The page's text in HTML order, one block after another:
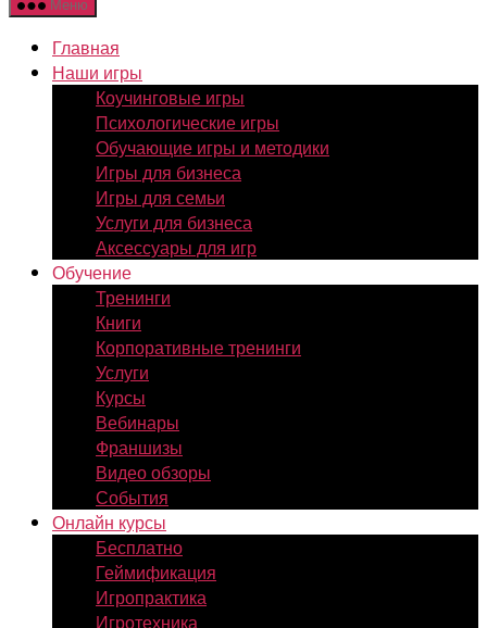
Меню
Главная
Наши игры
Коучинговые игры
Психологические игры
Обучающие игры и методики
Игры для бизнеса
Игры для семьи
Услуги для бизнеса
Аксессуары для игр
Обучение
Тренинги
Книги
Корпоративные тренинги
Услуги
Курсы
Вебинары
Франшизы
Видео обзоры
События
Онлайн курсы
Бесплатно
Геймификация
Игропрактика
Игротехника